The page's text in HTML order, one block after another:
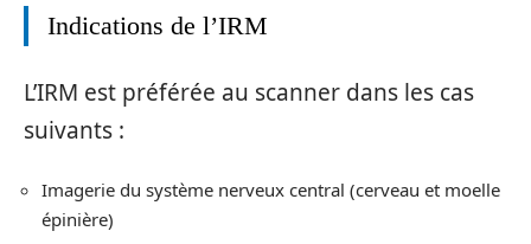
Indications de l’IRM
L’IRM est préférée au scanner dans les cas
suivants :
Imagerie du système nerveux central (cerveau et moelle
épinière)